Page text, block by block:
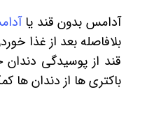
آدامس بدون قند یا
بلافاصله بعد از غذا
قند از پوسیدگی
باکتری ها از دندان ها